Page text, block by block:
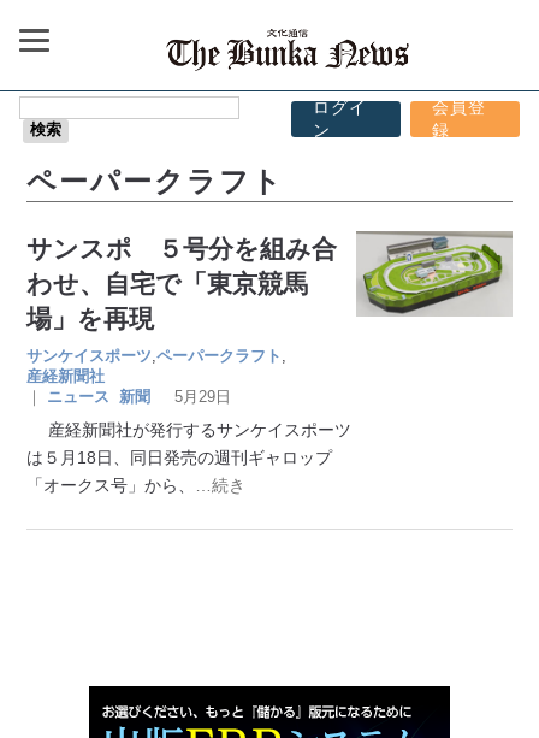
ログイ
ン
会員登
録
ペーパークラフト
サンスポ ５号分を組み合
わせ、自宅で「東京競馬
場」を再現
サンケイスポーツ ,ペーパークラフト
産経新聞社
｜
ニュース 新聞 5月29日
産経新聞社が発行するサンケイスポーツ
は５月18日、同日発売の週刊ギャロップ
「オークス号」から、
…続き